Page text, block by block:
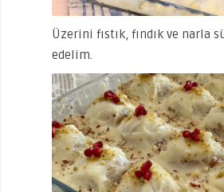
Üzerini fıstık, fındık ve narla
edelim.